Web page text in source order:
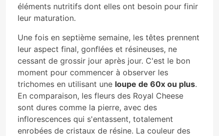
éléments nutritifs dont elles ont besoin pour finir
leur maturation.
Une fois en septième semaine, les têtes prennent
leur aspect final, gonflées et résineuses, ne
cessant de grossir jour après jour. C'est le bon
moment pour commencer à observer les
trichomes en utilisant une loupe de 60x ou plus.
En comparaison, les fleurs des Royal Cheese
sont dures comme la pierre, avec des
inflorescences qui s'entassent, totalement
enrobées de cristaux de résine. La couleur des